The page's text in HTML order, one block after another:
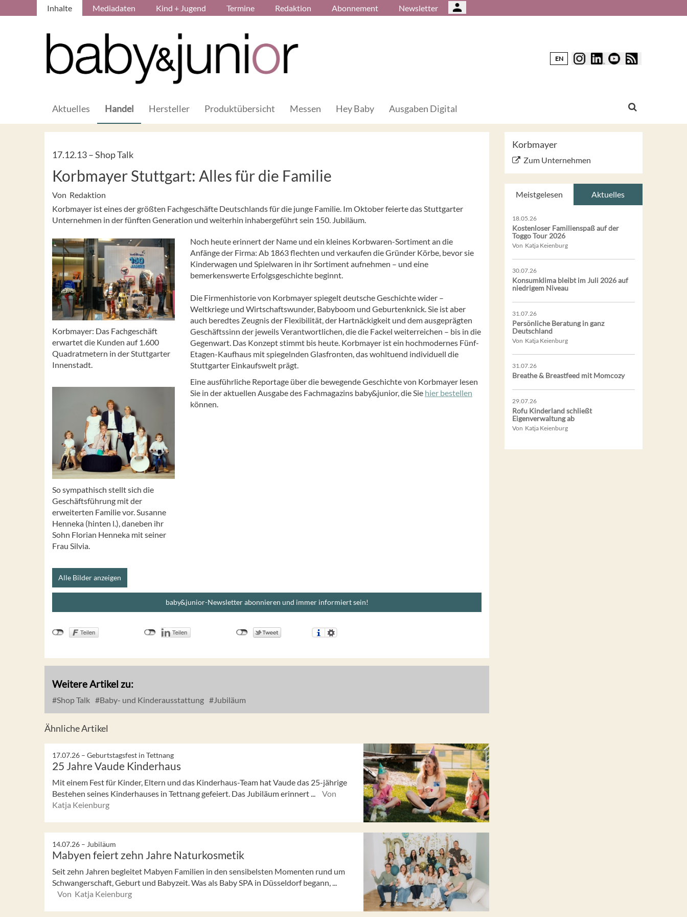
Inhalte Mediadaten Kind + Jugend Termine Redaktion Abonnement Newsletter
EN
Aktuelles Handel Hersteller Produktübersicht Messen Hey Baby Ausgaben Digital
17.12.13 –Shop Talk
Korbmayer Stuttgart: Alles für die Familie
Von Redaktion
Korbmayer ist eines der größten Fachgeschäfte Deutschlands für die junge Familie. Im Oktober feierte das Stuttgarter
Unternehmen in der fünften Generation und weiterhin inhabergeführt sein 150. Jubiläum.
Korbmayer: Das Fachgeschäft
erwartet die Kunden auf 1.600
Quadratmetern in der Stuttgarter
Innenstadt.
So sympathisch stellt sich die
Geschäftsführung mit der
erweiterten Familie vor. Susanne
Henneka (hinten l.), daneben ihr
Sohn Florian Henneka mit seiner
Frau Silvia.
Alle Bilder anzeigen
Noch heute erinnert der Name und ein kleines Korbwaren-Sortiment an die
Anfänge der Firma: Ab 1863 flechten und verkaufen die Gründer Körbe, bevor sie
Kinderwagen und Spielwaren in ihr Sortiment aufnehmen – und eine
bemerkenswerte Erfolgsgeschichte beginnt.
Die Firmenhistorie von Korbmayer spiegelt deutsche Geschichte wider –
Weltkriege und Wirtschaftswunder, Babyboom und Geburtenknick. Sie ist aber
auch beredtes Zeugnis der Flexibilität, der Hartnäckigkeit und dem ausgeprägten
Geschäftssinn der jeweils Verantwortlichen, die die Fackel weiterreichen – bis in die
Gegenwart. Das Konzept stimmt bis heute. Korbmayer ist ein hochmodernes Fünf-
Etagen-Kaufhaus mit spiegelnden Glasfronten, das wohltuend individuell die
Stuttgarter Einkaufswelt prägt.
Eine ausführliche Reportage über die bewegende Geschichte von Korbmayer lesen
Sie in der aktuellen Ausgabe des Fachmagazins baby&junior, die Sie hier bestellen
können.
baby&junior-Newsletter abonnieren und immer informiert sein!
Weitere Artikel zu:
Shop Talk Baby- und Kinderausstattung Jubiläum
Ähnliche Artikel
17.07.26 – Geburtstagsfest in Tettnang
25 Jahre Vaude Kinderhaus
Mit einem Fest für Kinder, Eltern und das Kinderhaus-Team hat Vaude das 25-jährige
Bestehen seines Kinderhauses in Tettnang gefeiert. Das Jubiläum erinnert ...
Von
Katja Keienburg
14.07.26 – Jubiläum
Mabyen feiert zehn Jahre Naturkosmetik
Seit zehn Jahren begleitet Mabyen Familien in den sensibelsten Momenten rund um
Schwangerschaft, Geburt und Babyzeit. Was als Baby SPA in Düsseldorf begann, ...
Von Katja Keienburg
Korbmayer
Zum Unternehmen
Meistgelesen Aktuelles
18.05.26
Kostenloser Familienspaß auf der
Toggo Tour 2026
Von Katja Keienburg
30.07.26
Konsumklima bleibt im Juli 2026 auf
niedrigem Niveau
31.07.26
Persönliche Beratung in ganz
Deutschland
Von Katja Keienburg
31.07.26
Breathe & Breastfeed mit Momcozy
29.07.26
Rofu Kinderland schließt
Eigenverwaltung ab
Von Katja Keienburg